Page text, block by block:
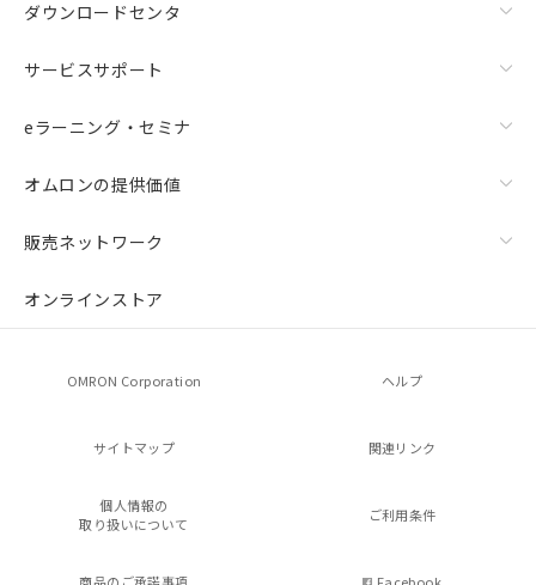
ダウンロードセンタ
サービスサポート
eラーニング・セミナ
オムロンの提供価値
販売ネットワーク
オンラインストア
OMRON Corporation ヘルプ
サイトマップ 関連リンク
個人情報の
取り扱いについて
ご利用条件